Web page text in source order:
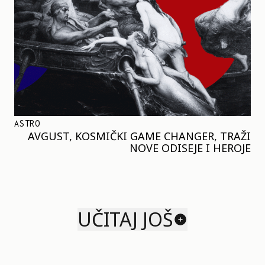
ASTRO
AVGUST, KOSMIČKI GAME CHANGER, TRAŽI
NOVE ODISEJE I HEROJE
UČITAJ JOŠ